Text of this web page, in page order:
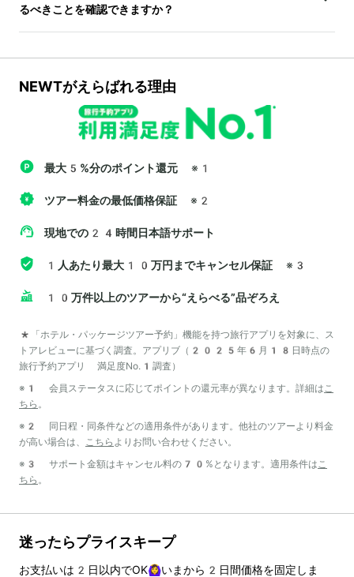
るべきことを確認できますか？
NEWTがえらばれる理由
最大5%分のポイント還元 ※1
ツアー料金の最低価格保証 ※2
現地での24時間日本語サポート
1人あたり最大10万円までキャンセル保証 ※3
10万件以上のツアーから“えらべる”品ぞろえ
*「ホテル・パッケージツアー予約」機能を持つ旅行アプリを対象に、ス
トアレビューに基づく調査。アプリブ（2025年6月18日時点の
旅行予約アプリ 満足度No.1調査）
※1 会員ステータスに応じてポイントの還元率が異なります。詳細は こ
ちら 。
※2 同日程・同条件などの適用条件があります。他社のツアーより料金
が高い場合は、
こちら よりお問い合わせください。
※3 サポート金額はキャンセル料の70%となります。適用条件は こ
ちら 。
迷ったらプライスキープ
お支払いは 2 日以内でOK🙆‍♀️いまから 2 日間価格を固定しま